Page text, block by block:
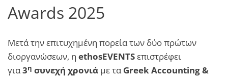
Awards 2025
Μετά την επιτυχημένη πορεία των δύο πρώτων
διοργανώσεων, η ethosEVENTSεπιστρέφει
για3η συνεχή χρονιά με ταGreek Accounting &